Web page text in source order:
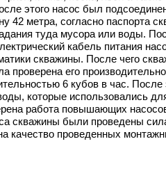
этого насос был
42 метра, согласно паспорта
туда мусора или воды.
кабель питания
скважины. После чего
его
6 кубов в час.
которые использовались
работа повышающих
скважины были проведены
качество проведенных